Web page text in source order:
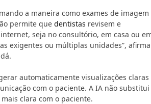
a maneira como exames de imagem
permite que dentistas revisem e
seja no consultório, em casa ou
exigentes ou múltiplas unidades”, afirma
automaticamente visualizações claras
com o paciente. A IA não substitui
clara com o paciente.